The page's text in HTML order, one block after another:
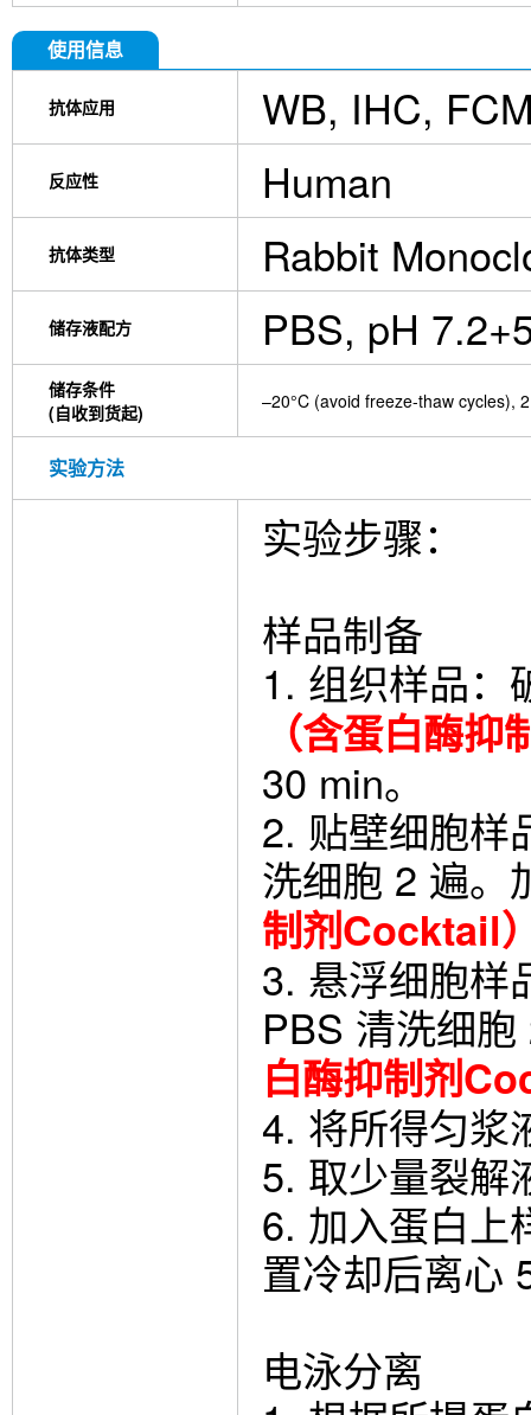
使用信息
抗体应用 WB, IHC,
反应性 Human
抗体类型 Rabbit
储存液配方 PBS, pH
储存条件
(自收到货起)
–20°C (avoid freeze-thaw cycles),
实验方法
实验步骤：
样品制备
1. 组织样品
（含蛋白酶
30 min。
2. 贴壁细胞样
洗细胞 2 遍
制剂Cocktail
3. 悬浮细胞样
PBS 清洗细
白酶抑制剂
4. 将所得匀浆
5. 取少量裂解
6. 加入蛋白上
置冷却后离心
电泳分离